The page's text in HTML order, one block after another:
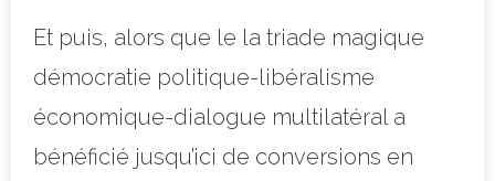
Et puis, alors que le la triade magique
démocratie politique-libéralisme
économique-dialogue multilatéral a
bénéficié jusqu’ici de conversions en